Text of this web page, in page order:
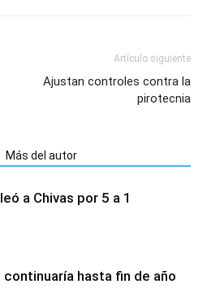
Artículo siguiente
Ajustan controles contra la
pirotecnia
Más del autor
a Chivas por 5 a 1
continuaría hasta fin de año